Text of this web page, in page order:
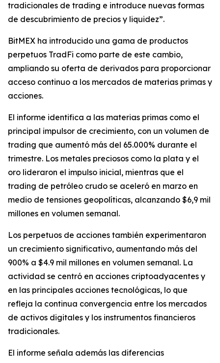
tradicionales de trading e introduce nuevas formas
de descubrimiento de precios y liquidez”.
BitMEX ha introducido una gama de productos
perpetuos TradFi como parte de este cambio,
ampliando su oferta de derivados para proporcionar
acceso continuo a los mercados de materias primas y
acciones.
El informe identifica a las materias primas como el
principal impulsor de crecimiento, con un volumen de
trading que aumentó más del 65.000% durante el
trimestre. Los metales preciosos como la plata y el
oro lideraron el impulso inicial, mientras que el
trading de petróleo crudo se aceleró en marzo en
medio de tensiones geopolíticas, alcanzando $6,9 mil
millones en volumen semanal.
Los perpetuos de acciones también experimentaron
un crecimiento significativo, aumentando más del
900% a $4.9 mil millones en volumen semanal. La
actividad se centró en acciones criptoadyacentes y
en las principales acciones tecnológicas, lo que
refleja la continua convergencia entre los mercados
de activos digitales y los instrumentos financieros
tradicionales.
El informe señala además las diferencias